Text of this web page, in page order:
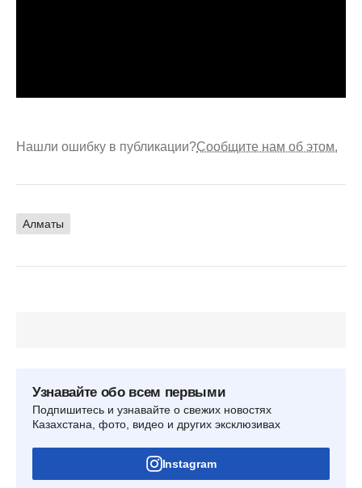
Нашли ошибку в публикации?Сообщите нам об этом.
Алматы
Узнавайте обо всем первыми
Подпишитесь и узнавайте о свежих новостях
Казахстана, фото, видео и других эксклюзивах
Instagram